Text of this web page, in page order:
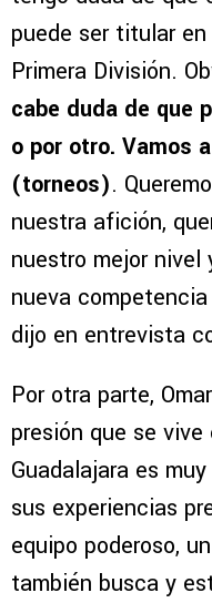
puede ser titular
Primera División.
cabe duda de que
o por otro. Vamos
(torneos).
nuestra afición,
nuestro mejor
nueva
dijo en entrevista
Por otra parte,
presión que se
Guadalajara es
sus experiencias
equipo poderoso,
también busca y